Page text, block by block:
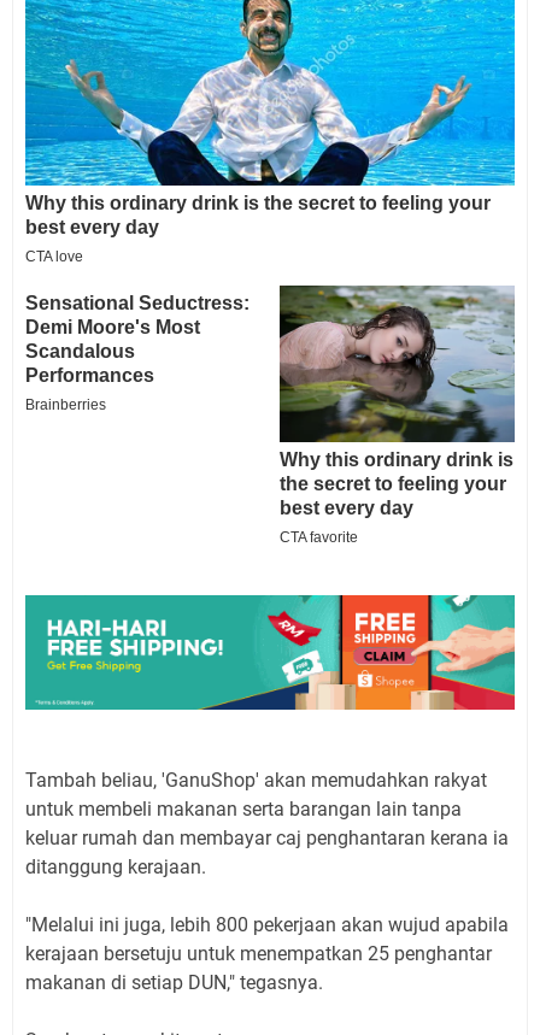
Tambah beliau, 'GanuShop' akan memudahkan rakyat
untuk membeli makanan serta barangan lain tanpa
keluar rumah dan membayar caj penghantaran kerana ia
ditanggung kerajaan.
"Melalui ini juga, lebih 800 pekerjaan akan wujud apabila
kerajaan bersetuju untuk menempatkan 25 penghantar
makanan di setiap DUN," tegasnya.